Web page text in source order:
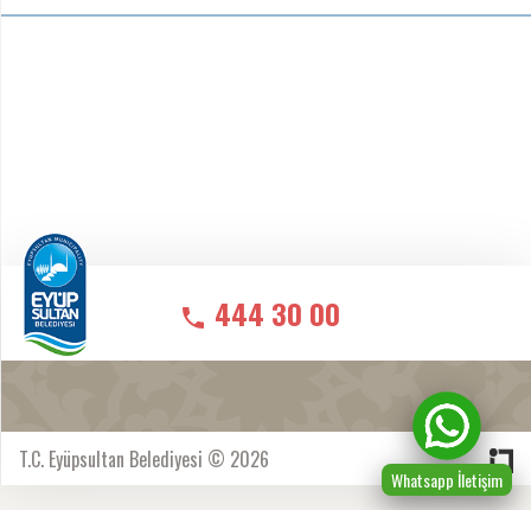
444 30 00
T.C. Eyüpsultan Belediyesi © 2026
Whatsapp İletişim